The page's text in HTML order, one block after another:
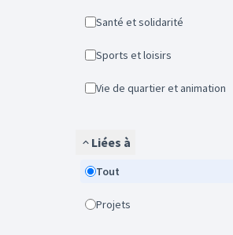
Santé et solidarité
Sports et loisirs
Vie de quartier et animation
Liées à
Tout
Projets